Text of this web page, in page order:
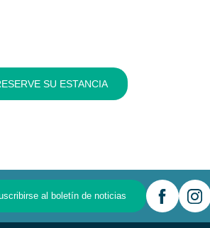
SU ESTANCIA
al boletín de noticias